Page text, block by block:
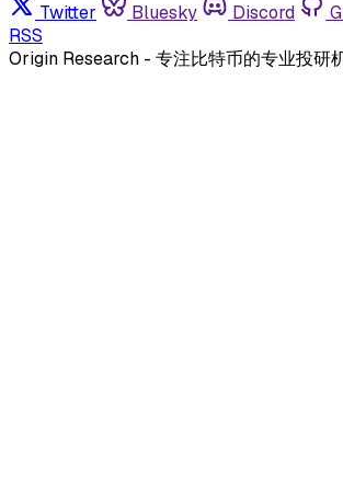
Twitter Bluesky Discord
RSS
Origin Research - 专注比特币的专业投研